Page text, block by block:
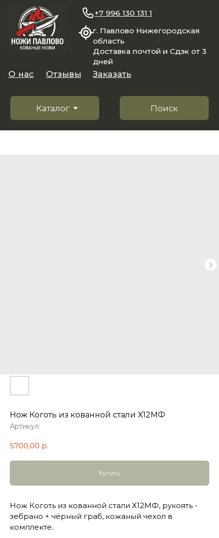
область
Доставка почтой и Сдэк от 3
Поиск
Каталог
Заказать
+7 996 130 131 1
Нож Коготь из кованной стали Х12МФ
Артикул:
5700,00 р.
Купить
Нож Коготь из кованной стали Х12МФ, рукоять -
зебрано + чёрный граб, кожаный чехол в
комплекте.